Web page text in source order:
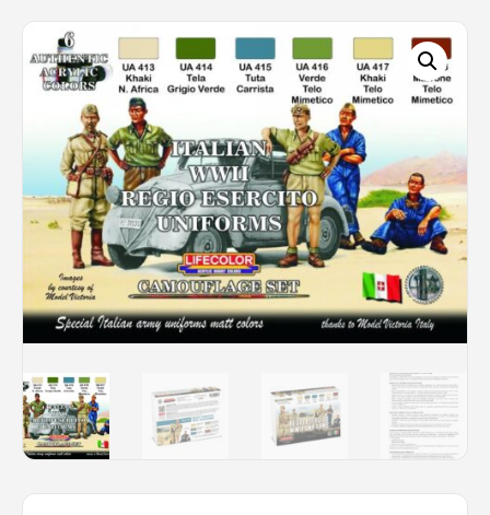
-20%Pouvoir d'achat
Rechercher des produits...
Mon panier0
0,00€
Connexion / Inscription
Véhicules
Avions
Bateaux
Trains
Peintures
Accessoires
Puzzles
Carte cadeau
Maquette par marque